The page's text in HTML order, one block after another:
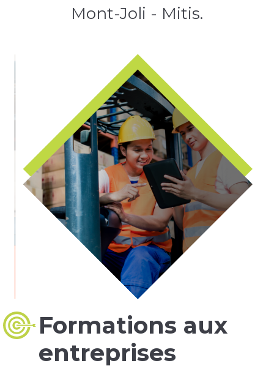
Mont-Joli - Mitis.
Formations aux
entreprises